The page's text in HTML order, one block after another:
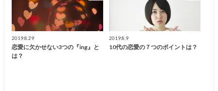
2019.8.29
恋愛に欠かせない3つの『ing』と
は？
2019.8.9
10代の恋愛の７つのポイントは？